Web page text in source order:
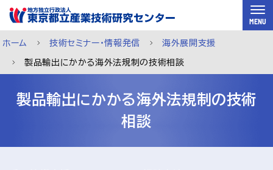
スキップして本文へ
MENU
ホーム 技術セミナー・情報発信 海外展開支援
製品輸出にかかる海外法規制の技術相談
製品輸出にかかる海外法規制の技術
相談